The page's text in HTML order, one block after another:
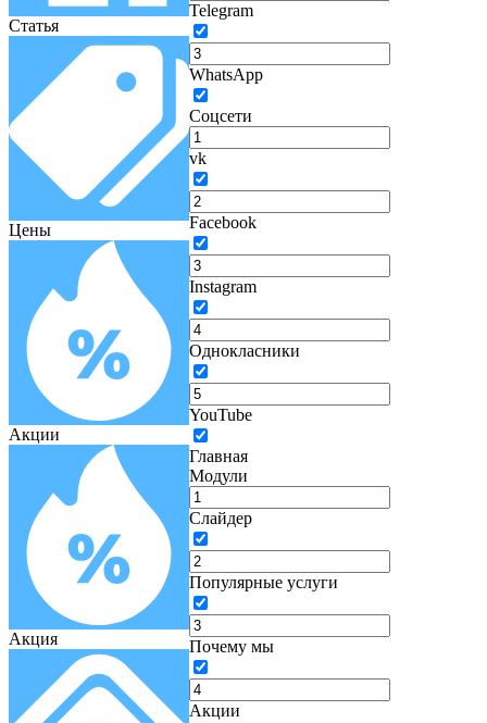
Статья
Цены
Акции
Акция
Telegram
WhatsApp
Соцсети
vk
Facebook
Instagram
Однокласники
YouTube
Главная
Модули
Слайдер
Популярные услуги
Почему мы
Акции